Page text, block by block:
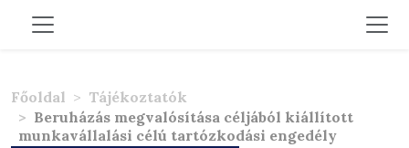
Főoldal
Tájékoztatók
Beruházás megvalósítása céljából kiállított
munkavállalási célú tartózkodási engedély